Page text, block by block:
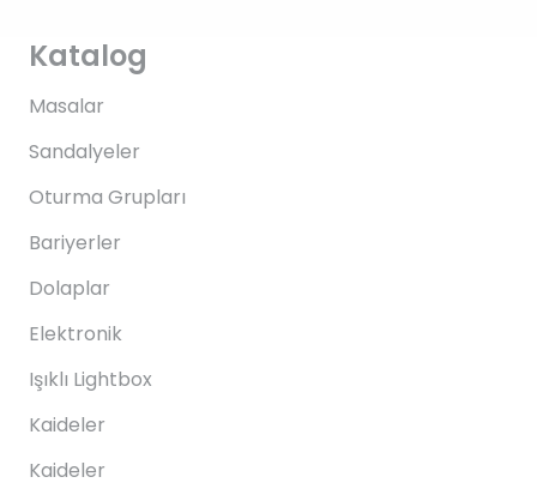
Katalog
Masalar
Sandalyeler
Oturma Grupları
Bariyerler
Dolaplar
Elektronik
Işıklı Lightbox
Kaideler
Kaideler